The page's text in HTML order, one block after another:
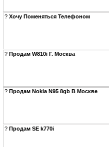
? Хочу Поменяться Телефоном
? Продам W810i Г. Москва
? Продам Nokia N95 8gb В Москве
? Продам SE k770i